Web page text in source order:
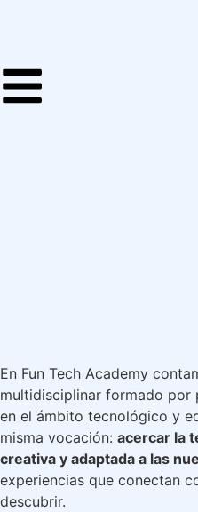
En Fun Tech Academy
multidisciplinar formado por
en el ámbito tecnológico y
misma vocación: acercar la
creativa y adaptada a las
experiencias que conectan
descubrir.